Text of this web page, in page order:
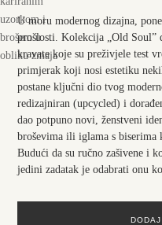
U moru modernog dizajna,
prošlosti. Kolekcija „Old
kravate koje su preživjele test
primjerak koji nosi estetiku
postane ključni dio tvog
redizajniran (upcycled) i
dao potpuno novi, ženstveni
broševima ili iglama s
Budući da su ručno zašivene i
jedini zadatak je odabrati onu